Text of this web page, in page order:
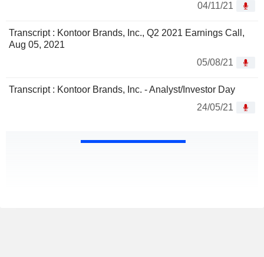
04/11/21
Transcript : Kontoor Brands, Inc., Q2 2021 Earnings Call,
Aug 05, 2021
05/08/21
Transcript : Kontoor Brands, Inc. - Analyst/Investor Day
24/05/21